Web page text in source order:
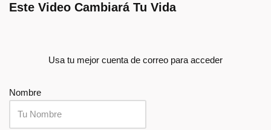
Este Video Cambiará Tu Vida
Usa tu mejor cuenta de correo para acceder
Nombre